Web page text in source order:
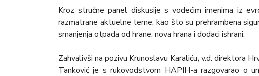
Kroz stručne panel diskusije s vodećim imenima iz
razmatrane aktuelne teme, kao što su prehrambena
smanjenja otpada od hrane, nova hrana i dodaci ishrani.
Zahvalivši na pozivu Krunoslavu Karaliću, v.d. direktora
Tanković je s rukovodstvom HAPIH-a razgovarao o